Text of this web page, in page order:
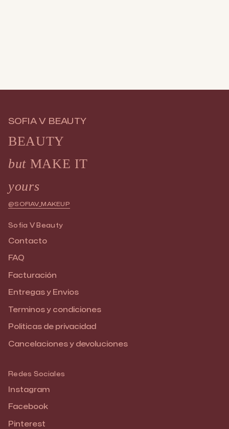
SOFIA V BEAUTY
BEAUTY
butMAKE IT
yours
@SOFIAV_MAKEUP
Sofia V Beauty
Contacto
FAQ
Facturación
Entregas y Envios
Terminos y condiciones
Politicas de privacidad
Cancelaciones y devoluciones
Redes Sociales
Instagram
Facebook
Pinterest